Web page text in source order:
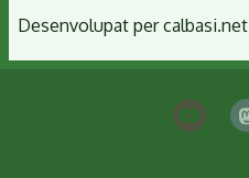
Desenvolupat percalbasi.net